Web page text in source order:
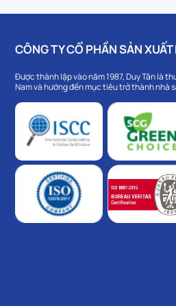
CÔNG TY CỔ PHẦN SẢN
Được thành lập vào năm 1987, Duy Tân là
Nam và hướng đến mục tiêu trở thành nhà